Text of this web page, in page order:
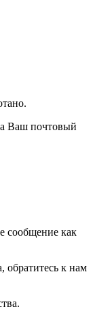
Ваш почтовый
сообщение как
обратитесь к нам